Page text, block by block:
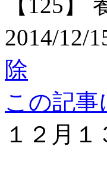
【125】
2014/12/
除
この記
１２月